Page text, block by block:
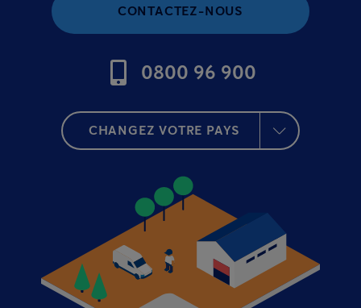
CONTACTEZ-NOUS
0800 96 900
CHANGEZ VOTRE PAYS